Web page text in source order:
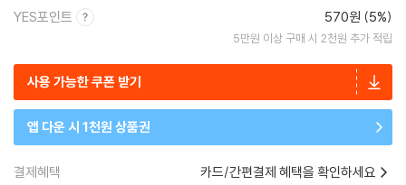
YES포인트 570원 (5%)
5만원 이상 구매 시 2천원 추가 적립
사용 가능한 쿠폰 받기
앱 다운 시 1천원 상품권
결제혜택 카드/간편결제 혜택을 확인하세요